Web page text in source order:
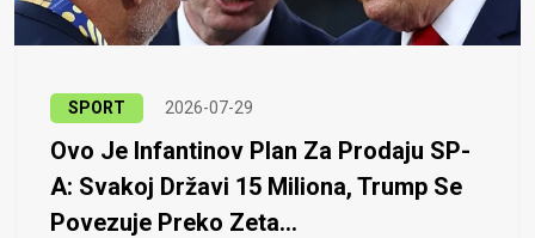
SPORT 2026-07-29
Ovo Je Infantinov Plan Za Prodaju SP-
A: Svakoj Državi 15 Miliona, Trump Se
Povezuje Preko Zeta...